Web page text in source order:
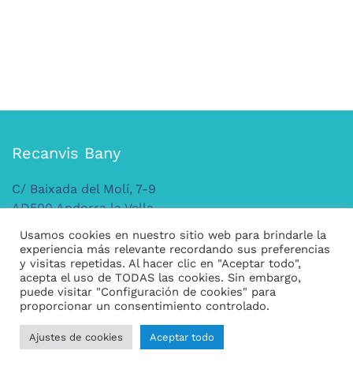
Recanvis Bany
C/ Baixada del Molí, 7-9
AD500 Andorra la Vella
Tel: +376 379 149
Legal
Condiciones generales de compra
Usamos cookies en nuestro sitio web para brindarle la
experiencia más relevante recordando sus preferencias
y visitas repetidas. Al hacer clic en "Aceptar todo",
acepta el uso de TODAS las cookies. Sin embargo,
puede visitar "Configuración de cookies" para
proporcionar un consentimiento controlado.
Ajustes de cookies Aceptar todo